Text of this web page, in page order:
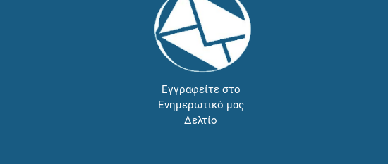
Εγγραφείτε στο
Ενημερωτικό μας
Δελτίο